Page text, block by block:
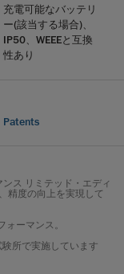
充電可能なバッテリ
ー(該当する場合)、
IP50、WEEEと互換
性あり
Patents
ス リミテッド・エディ
精度の向上を実現して
ーマンス。
所で実施しています